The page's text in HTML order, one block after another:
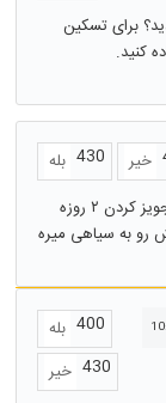
برای تسکین
کنید.
بله 430 خیر
سلام وقتتون بخیر ببخشید من این دارو رو دکتر برام تجویز کردن ۲ روزه
رو به سیاهی میره
بله 400
خیر 430